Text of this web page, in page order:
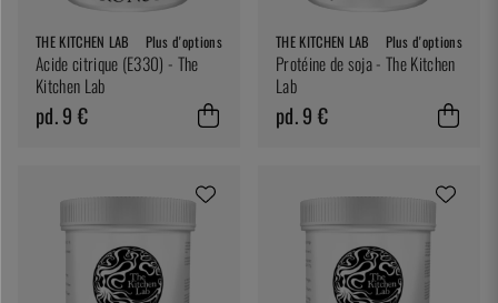
THE KITCHEN LAB Plus d'options
Acide citrique (E330) - The
Kitchen Lab
pd. 9 €
THE KITCHEN LAB Plus d'options
Protéine de soja - The Kitchen
Lab
pd. 9 €